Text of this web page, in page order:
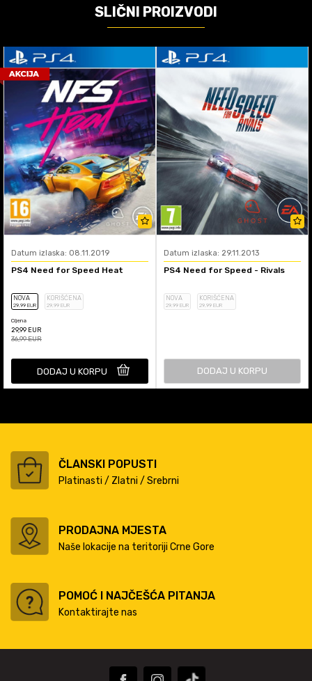
SLIČNI PROIZVODI
Datum izlaska: 08.11.2019
PS4 Need for Speed Heat
NOVA
29,99 EUR
KORIŠĆENA
29,99 EUR
Cijena
29,99 EUR
36,99EUR
DODAJ U KORPU
Datum izlaska: 29.11.2013
PS4 Need for Speed - Rivals
NOVA
29,99 EUR
KORIŠĆENA
29,99 EUR
DODAJ U KORPU
ČLANSKI POPUSTI
Platinasti / Zlatni / Srebrni
PRODAJNA MJESTA
Naše lokacije na teritoriji Crne Gore
POMOĆ I NAJČEŠĆA PITANJA
Kontaktirajte nas